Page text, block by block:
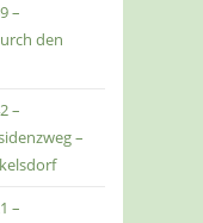
–
den
–
–
–